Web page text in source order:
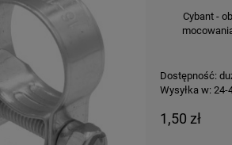
Cybant -
Dostępność:
Wysyłka w: 24-
1,50 zł